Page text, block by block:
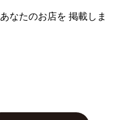
あなたのお店を 掲載しま